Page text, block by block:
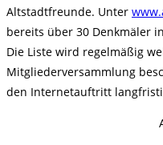
Altstadtfreunde. Unter
bereits über 30 Denkmäler
Die Liste wird regelmäßig
Mitgliederversammlung
den Internetauftritt